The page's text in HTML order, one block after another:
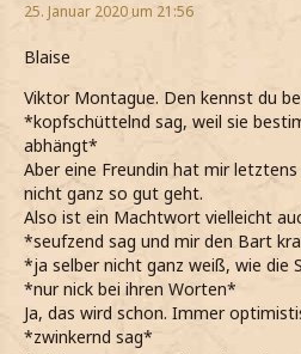
25. Januar 2020 um 21:56
Blaise
Viktor Montague. Den kennst du
*kopfschüttelnd sag, weil sie
abhängt*
Aber eine Freundin hat mir
nicht ganz so gut geht.
Also ist ein Machtwort vielleicht
*seufzend sag und mir den Bart
*ja selber nicht ganz weiß, wie die
*nur nick bei ihren Worten*
Ja, das wird schon. Immer
*zwinkernd sag*